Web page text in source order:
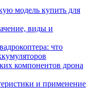
модель купить для
виды и
что
компонентов дрона
и применение